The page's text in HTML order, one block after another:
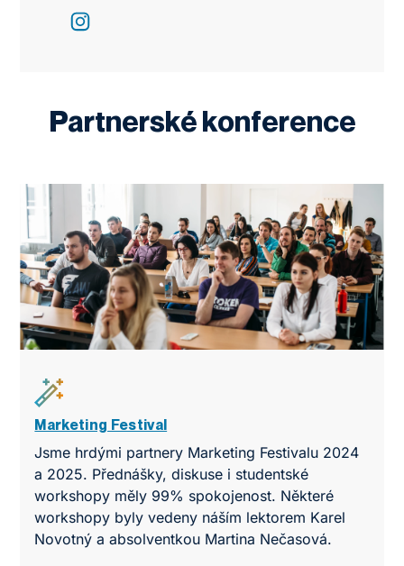
Partnerské konference
Marketing Festival
Jsme hrdými partnery Marketing Festivalu 2024
a 2025. Přednášky, diskuse i studentské
workshopy měly 99% spokojenost. Některé
workshopy byly vedeny náším lektorem Karel
Novotný a absolventkou Martina Nečasová.